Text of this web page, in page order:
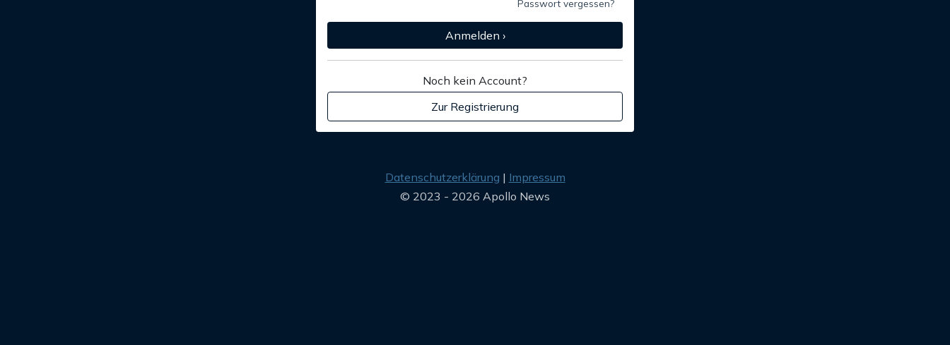
Passwort vergessen?
Anmelden ›
Noch kein Account?
Zur Registrierung
Datenschutzerklärung
Impressum
© 2023 - 2026 Apollo News